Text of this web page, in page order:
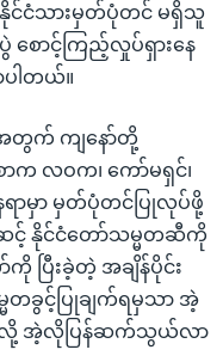
င်ငံသားမှတ်ပုံတင် မရှိသူ
ောင့်ကြည့်လှုပ်ရှားနေ
ပါတယ်။
အတွက် ကျနော်တို့
က လဝက၊ ကော်မရှင်၊
မှာ မှတ်ပုံတင်ပြုလုပ်ဖို့
နိုင်ငံတော်သမ္မတဆီကို
ပြီးခဲ့တဲ့ အချိန်ပိုင်း
မတခွင့်ပြုချက်ရမှသာ အဲ့
လို့ အဲ့လိုပြန်ဆက်သွယ်လာ